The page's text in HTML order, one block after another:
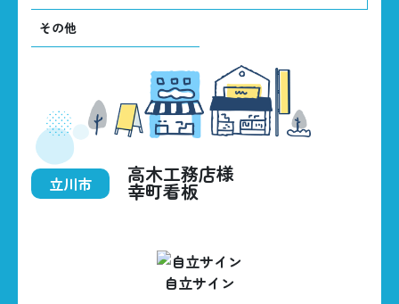
BUSINESS
立川市 高木工務店様
幸町看板
自立サイン
その他